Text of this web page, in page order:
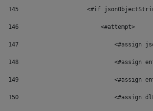
145
<#if
146
                        <#attempt>
147
<#assign
148
<#assign
149
<#assign
150
<#assign